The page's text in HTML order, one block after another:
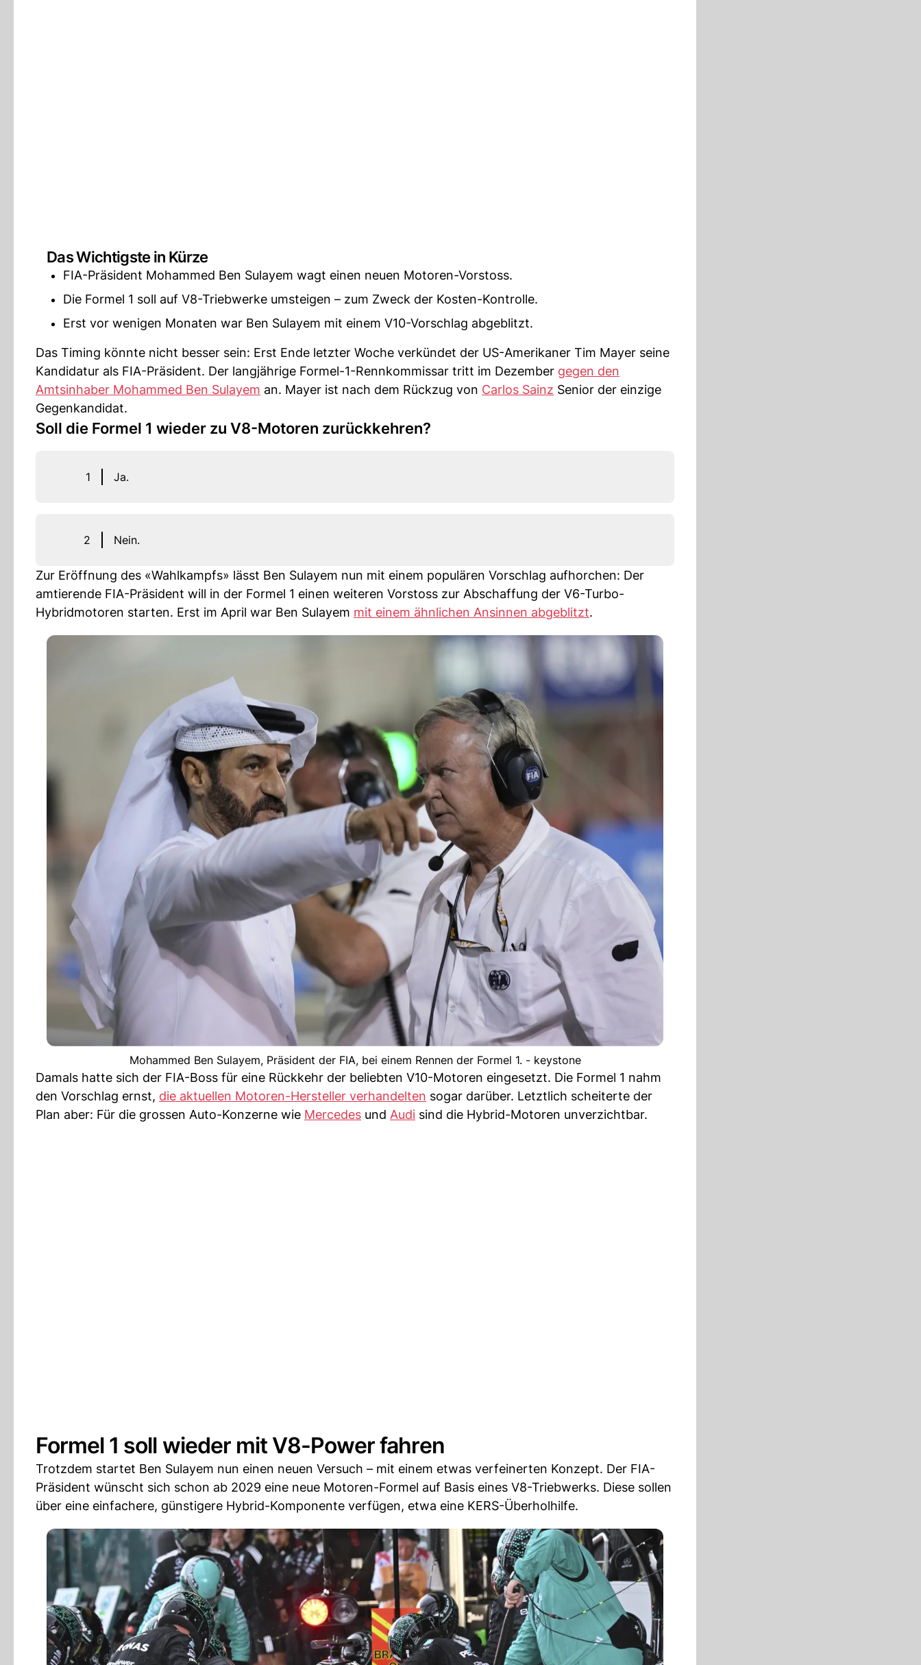
Das Wichtigste in Kürze
FIA-Präsident Mohammed Ben Sulayem wagt einen neuen Motoren-Vorstoss.
Die Formel 1 soll auf V8-Triebwerke umsteigen – zum Zweck der Kosten-Kontrolle.
Erst vor wenigen Monaten war Ben Sulayem mit einem V10-Vorschlag abgeblitzt.
Das Timing könnte nicht besser sein: Erst Ende letzter Woche verkündet der US-Amerikaner Tim Mayer seine
Kandidatur als FIA-Präsident. Der langjährige Formel-1-Rennkommissar tritt im Dezember gegen den
Amtsinhaber Mohammed Ben Sulayem an. Mayer ist nach dem Rückzug von Carlos Sainz Senior der einzige
Gegenkandidat.
Soll die Formel 1 wieder zu V8-Motoren zurückkehren?
1 Ja.
2 Nein.
Zur Eröffnung des «Wahlkampfs» lässt Ben Sulayem nun mit einem populären Vorschlag aufhorchen: Der
amtierende FIA-Präsident will in der Formel 1 einen weiteren Vorstoss zur Abschaffung der V6-Turbo-
Hybridmotoren starten. Erst im April war Ben Sulayem mit einem ähnlichen Ansinnen abgeblitzt.
Mohammed Ben Sulayem, Präsident der FIA, bei einem Rennen der Formel 1. - keystone
Damals hatte sich der FIA-Boss für eine Rückkehr der beliebten V10-Motoren eingesetzt. Die Formel 1 nahm
den Vorschlag ernst, die aktuellen Motoren-Hersteller verhandelten sogar darüber. Letztlich scheiterte der
Plan aber: Für die grossen Auto-Konzerne wie Mercedes und Audi sind die Hybrid-Motoren unverzichtbar.
Formel 1 soll wieder mit V8-Power fahren
Trotzdem startet Ben Sulayem nun einen neuen Versuch – mit einem etwas verfeinerten Konzept. Der FIA-
Präsident wünscht sich schon ab 2029 eine neue Motoren-Formel auf Basis eines V8-Triebwerks. Diese sollen
über eine einfachere, günstigere Hybrid-Komponente verfügen, etwa eine KERS-Überholhilfe.